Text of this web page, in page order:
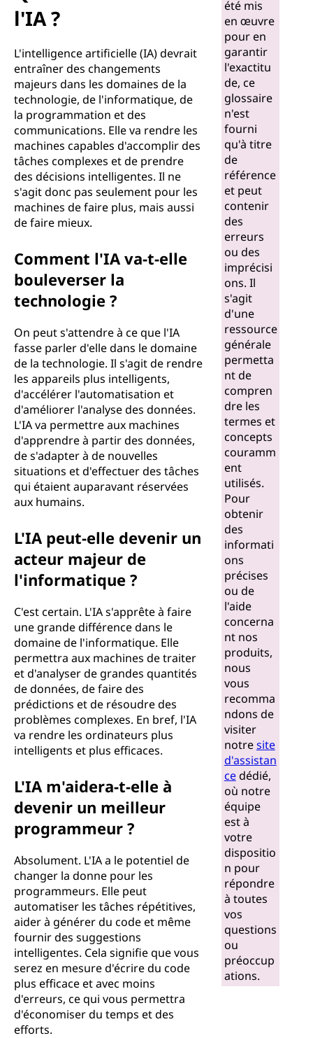
n
A
l'IA ?
L'intelligence artificielle (IA) devrait
entraîner des changements
majeurs dans les domaines de la
technologie, de l'informatique, de
la programmation et des
communications. Elle va rendre les
machines capables d'accomplir des
tâches complexes et de prendre
des décisions intelligentes. Il ne
s'agit donc pas seulement pour les
machines de faire plus, mais aussi
de faire mieux.
Comment l'IA va-t-elle
bouleverser la
technologie ?
On peut s'attendre à ce que l'IA
fasse parler d'elle dans le domaine
de la technologie. Il s'agit de rendre
les appareils plus intelligents,
d'accélérer l'automatisation et
d'améliorer l'analyse des données.
L'IA va permettre aux machines
d'apprendre à partir des données,
de s'adapter à de nouvelles
situations et d'effectuer des tâches
qui étaient auparavant réservées
aux humains.
L'IA peut-elle devenir un
acteur majeur de
l'informatique ?
C'est certain. L'IA s'apprête à faire
une grande différence dans le
domaine de l'informatique. Elle
permettra aux machines de traiter
et d'analyser de grandes quantités
de données, de faire des
prédictions et de résoudre des
problèmes complexes. En bref, l'IA
va rendre les ordinateurs plus
intelligents et plus efficaces.
L'IA m'aidera-t-elle à
devenir un meilleur
programmeur ?
Absolument. L'IA a le potentiel de
changer la donne pour les
programmeurs. Elle peut
automatiser les tâches répétitives,
aider à générer du code et même
fournir des suggestions
intelligentes. Cela signifie que vous
serez en mesure d'écrire du code
plus efficace et avec moins
d'erreurs, ce qui vous permettra
d'économiser du temps et des
efforts.
été mis
en œuvre
pour en
garantir
l'exactitu
de, ce
glossaire
n'est
fourni
qu'à titre
de
référence
et peut
contenir
des
erreurs
ou des
imprécisi
ons. Il
s'agit
d'une
ressource
générale
permetta
nt de
compren
dre les
termes et
concepts
couramm
ent
utilisés.
Pour
obtenir
des
informati
ons
précises
ou de
l'aide
concerna
nt nos
produits,
nous
vous
recomma
ndons de
visiter
notresite
d'assistan
cedédié,
où notre
équipe
est à
votre
dispositio
n pour
répondre
à toutes
vos
questions
ou
préoccup
ations.